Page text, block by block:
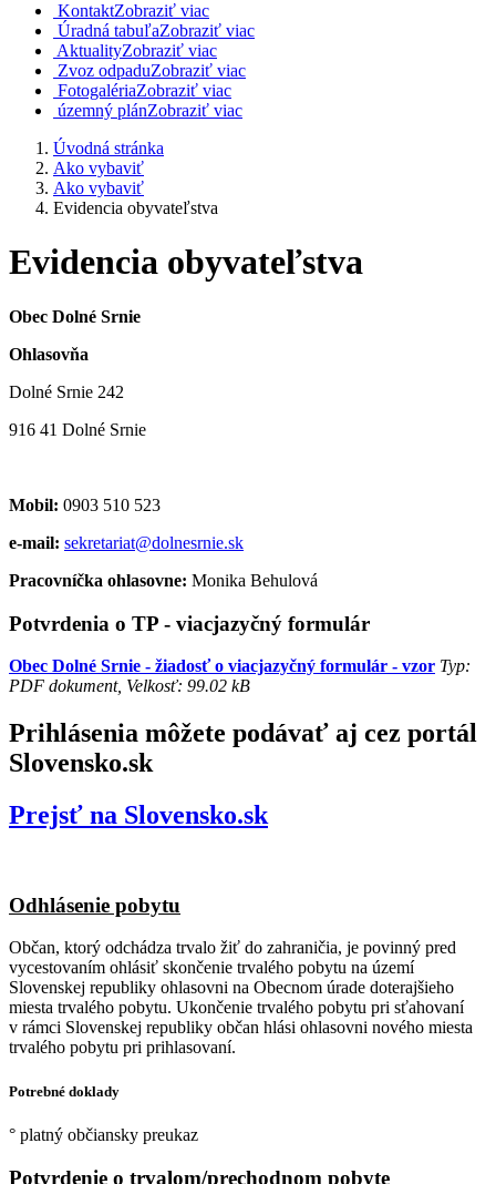
KontaktZobraziť viac
Úradná tabuľaZobraziť viac
AktualityZobraziť viac
Zvoz odpaduZobraziť viac
FotogalériaZobraziť viac
územný plánZobraziť viac
Úvodná stránka
Ako vybaviť
Ako vybaviť
Evidencia obyvateľstva
Evidencia obyvateľstva
Obec Dolné Srnie
Ohlasovňa
Dolné Srnie 242
916 41 Dolné Srnie
Mobil: 0903 510 523
e-mail: sekretariat@dolnesrnie.sk
Pracovníčka ohlasovne: Monika Behulová
Potvrdenia o TP - viacjazyčný formulár
Obec Dolné Srnie - žiadosť o viacjazyčný formulár - vzor Typ:
PDF dokument, Velkosť: 99.02 kB
Prihlásenia môžete podávať aj cez portál
Slovensko.sk
Prejsť na Slovensko.sk
Odhlásenie pobytu
Občan, ktorý odchádza trvalo žiť do zahraničia, je povinný pred
vycestovaním ohlásiť skončenie trvalého pobytu na území
Slovenskej republiky ohlasovni na Obecnom úrade doterajšieho
miesta trvalého pobytu. Ukončenie trvalého pobytu pri sťahovaní
v rámci Slovenskej republiky občan hlási ohlasovni nového miesta
trvalého pobytu pri prihlasovaní.
Potrebné doklady
° platný občiansky preukaz
Potvrdenie o trvalom/prechodnom pobyte